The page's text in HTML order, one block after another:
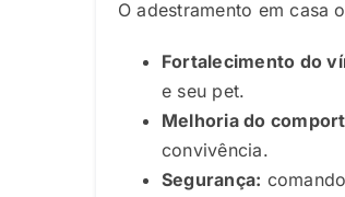
O adestramento em casa
Fortalecimento do
e seu pet.
Melhoria do
convivência.
Segurança: